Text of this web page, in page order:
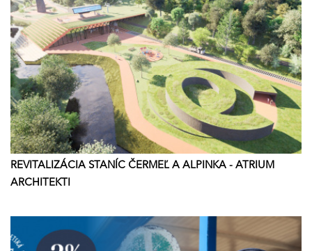
REVITALIZÁCIA STANÍC ČERMEĽ A ALPINKA - ATRIUM
ARCHITEKTI